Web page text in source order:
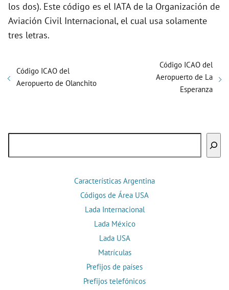
los dos). Este código es el IATA de la Organización de
Aviación Civil Internacional, el cual usa solamente
tres letras.
Código ICAO del
Aeropuerto de Olanchito
Código ICAO del
Aeropuerto de La
Esperanza
Características Argentina
Códigos de Área USA
Lada Internacional
Lada México
Lada USA
Matrículas
Prefijos de países
Prefijos telefónicos